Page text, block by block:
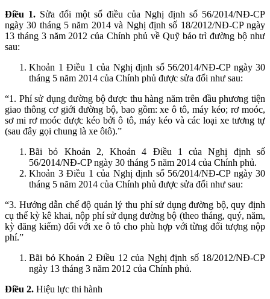
Điều 1. Sửa đổi một số điều của Nghị định số 56/2014/NĐ-CP
ngày 30 tháng 5 năm 2014 và Nghị định số 18/2012/NĐ-CP ngày
13 tháng 3 năm 2012 của Chính phủ về Quỹ bảo trì đường bộ như
sau:
Khoản 1 Điều 1 của Nghị định số 56/2014/NĐ-CP ngày 30
tháng 5 năm 2014 của Chính phủ được sửa đổi như sau:
“1. Phí sử dụng đường bộ được thu hàng năm trên đầu phương tiện
giao thông cơ giới đường bộ, bao gồm: xe ô tô, máy kéo; rơ moóc,
sơ mi rơ moóc được kéo bởi ô tô, máy kéo và các loại xe tương tự
(sau đây gọi chung là xe ôtô).”
Bãi bỏ Khoản 2, Khoản 4 Điều 1 của Nghị định số
56/2014/NĐ-CP ngày 30 tháng 5 năm 2014 của Chính phủ.
Khoản 3 Điều 1 của Nghị định số 56/2014/NĐ-CP ngày 30
tháng 5 năm 2014 của Chính phủ được sửa đổi như sau:
“3. Hướng dẫn chế độ quản lý thu phí sử dụng đường bộ, quy định
cụ thể kỳ kê khai, nộp phí sử dụng đường bộ (theo tháng, quý, năm,
kỳ đăng kiểm) đối với xe ô tô cho phù hợp với từng đối tượng nộp
phí.”
Bãi bỏ Khoản 2 Điều 12 của Nghị định số 18/2012/NĐ-CP
ngày 13 tháng 3 năm 2012 của Chính phủ.
Điều 2. Hiệu lực thi hành